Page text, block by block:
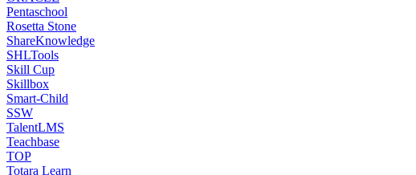
Pentaschool
Rosetta Stone
ShareKnowledge
SHLTools
Skill Cup
Skillbox
Smart-Child
SSW
TalentLMS
Teachbase
TOP
Totara Learn